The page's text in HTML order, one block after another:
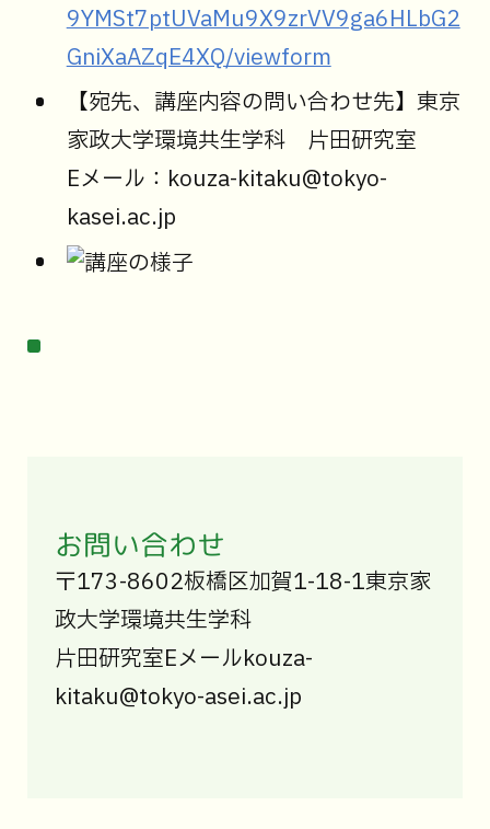
9YMSt7ptUVaMu9X9zrVV9ga6HLbG2
GniXaAZqE4XQ/viewform
【宛先、講座内容の問い合わせ先】東京
家政大学環境共生学科 片田研究室
Eメール：kouza-kitaku@tokyo-
kasei.ac.jp
お問い合わせ
〒173-8602板橋区加賀1-18-1東京家
政大学環境共生学科
片田研究室Eメールkouza-
kitaku@tokyo-asei.ac.jp